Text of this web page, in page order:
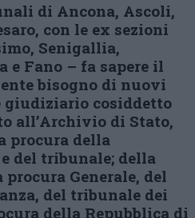
di Ancona, Ascoli,
con le ex sezioni
Senigallia,
e Fano – fa sapere il
bisogno di nuovi
giudiziario cosiddetto
all’Archivio di Stato,
procura della
del tribunale; della
procura Generale, del
del tribunale dei
della Repubblica di